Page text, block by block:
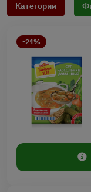
Категории
-21%